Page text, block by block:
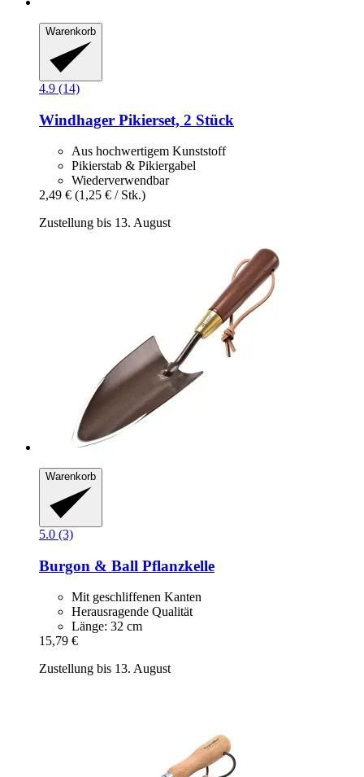
Warenkorb
4.9 (14)
Windhager Pikierset, 2 Stück
Aus hochwertigem Kunststoff
Pikierstab & Pikiergabel
Wiederverwendbar
2,49 € (1,25 € / Stk.)
Zustellung bis 13. August
Warenkorb
5.0 (3)
Burgon & Ball Pflanzkelle
Mit geschliffenen Kanten
Herausragende Qualität
Länge: 32 cm
15,79 €
Zustellung bis 13. August